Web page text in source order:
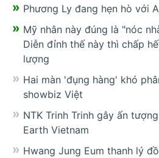
Phương Ly đang hẹn hò với
Mỹ nhân này đúng là "nóc
Diễn đỉnh thế này thì chấp
lượng
Hai màn 'đụng hàng' khó
showbiz Việt
NTK Trinh Trinh gây ấn
Earth Vietnam
Hwang Jung Eum thanh lý